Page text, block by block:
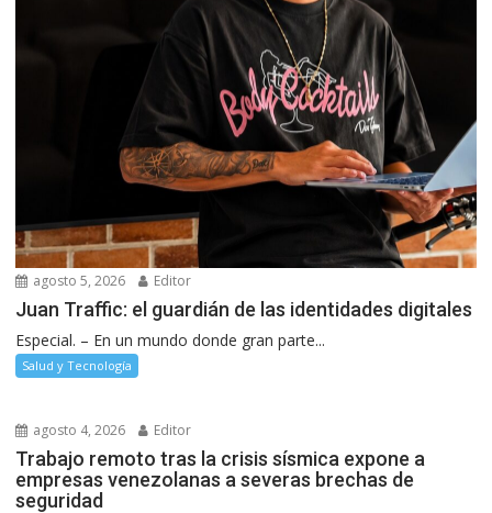
agosto 5, 2026 Editor
Juan Traffic: el guardián de las identidades digitales
Especial. – En un mundo donde gran parte...
Salud y Tecnología
agosto 4, 2026 Editor
Trabajo remoto tras la crisis sísmica expone a
empresas venezolanas a severas brechas de
seguridad